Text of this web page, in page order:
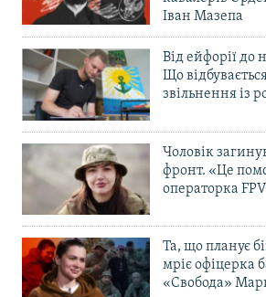
Іван Мазепа
Від ейфорії
Що
звільнення із
Чоловік
фронт. «Це
операторка
Та, що планує
мріє офіцерка
«Свобода»